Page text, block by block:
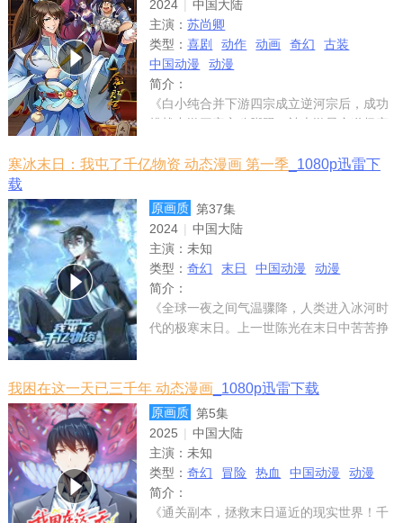
2024 | 中国大陆
主演：苏尚卿
类型：喜剧 动作 动画 奇幻
古装
中国动漫
动漫
简介：
《白小纯合并下游四宗成立逆河宗后，成功
挑战中游三宗立稳脚跟，被上游星空道极宗
寒冰末日：我屯了千亿物资 动态漫画 第一季_1080p迅雷下
载
原画质 第37集
2024 | 中国大陆
主演： 未知
类型：奇幻 末日 中国动漫
动漫
简介：
《全球一夜之间气温骤降，人类进入冰河时
代的极寒末日。上一世陈光在末日中苦苦挣
前获得能力。寒冰末日到来，陈光躺在末日
安全屋中，享
我困在这一天已三千年 动态漫画_1080p迅雷下载
原画质 第5集
2025 | 中国大陆
主演： 未知
类型：奇幻 冒险 热血 中国动漫
动漫
简介：
《通关副本，拯救末日逼近的现实世界！千